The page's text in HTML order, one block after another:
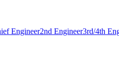
Engineer2nd Engineer3rd/4th